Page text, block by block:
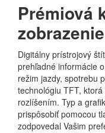
Prémiová
zobrazenie
Digitálny prístrojový
prehľadné informácie
režim jazdy, spotrebu
technológiu TFT,
rozlíšením. Typ a
prispôsobiť pomocou
zodpovedal Vašim